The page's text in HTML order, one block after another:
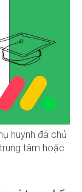
huynh đã chủ
tâm hoặc